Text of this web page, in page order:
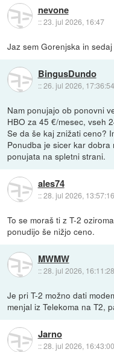
nevone
::23. jul 2026, 16:47
Jaz sem Gorenjska in
BingusDundo
::26. jul 2026, 17:36:54
Nam ponujajo ob ponovni
HBO za 45 €/mesec, vseh
Se da še kaj znižati ceno?
Ponudba je sicer kar dobra
ponujata na spletni strani.
ales74
::28. jul 2026, 13:57:16
To se moraš ti z T-2
ponudijo še nižjo ceno.
MWMW
::28. jul 2026, 16:11:28
Je pri T-2 možno dati
menjal iz Telekoma na T2,
Jarno
::28. jul 2026, 16:43:00